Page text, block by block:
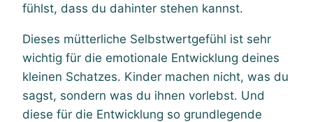
fühlst, dass du dahinter stehen kannst.
Dieses mütterliche Selbstwertgefühl ist sehr
wichtig für die emotionale Entwicklung deines
kleinen Schatzes. Kinder machen nicht, was du
sagst, sondern was du ihnen vorlebst. Und
diese für die Entwicklung so grundlegende